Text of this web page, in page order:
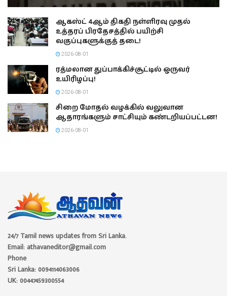
ஆகஸ்ட் 4ஆம் திகதி நள்ளிரவு முதல்
உத்தரப் பிரதேசத்தில் பயிற்சி
வகுப்புகளுக்குத் தடை!
2026-08-01
ரத்மலான துப்பாக்கிச்சூட்டில் ஒருவர்
உயிரிழப்பு!
2026-08-01
சிறை மோதல் வழக்கில் வலுவான
ஆதாரங்களும் சாட்சியும் கண்டறியப்பட்டன!
2026-08-01
24/7 Tamil news updates from Sri Lanka.
Email: athavaneditor@gmail.com
Phone
Sri Lanka: 0094114063006
UK: 00447459300554